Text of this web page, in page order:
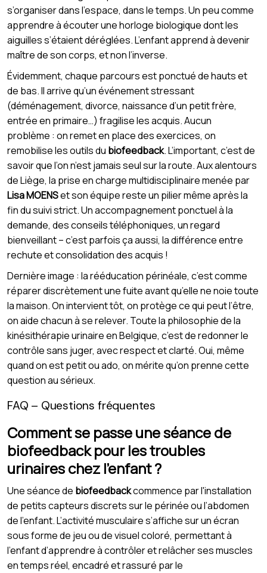
s’organiser dans l’espace, dans le temps. Un peu comme
apprendre à écouter une horloge biologique dont les
aiguilles s’étaient déréglées. L’enfant apprend à devenir
maître de son corps, et non l’inverse.
Évidemment, chaque parcours est ponctué de hauts et
de bas. Il arrive qu’un événement stressant
(déménagement, divorce, naissance d’un petit frère,
entrée en primaire…) fragilise les acquis. Aucun
problème : on remet en place des exercices, on
remobilise les outils du biofeedback. L’important, c’est de
savoir que l’on n’est jamais seul sur la route. Aux alentours
de Liège, la prise en charge multidisciplinaire menée par
Lisa MOENSet son équipe reste un pilier même après la
fin du suivi strict. Un accompagnement ponctuel à la
demande, des conseils téléphoniques, un regard
bienveillant – c’est parfois ça aussi, la différence entre
rechute et consolidation des acquis !
Dernière image : la rééducation périnéale, c’est comme
réparer discrètement une fuite avant qu’elle ne noie toute
la maison. On intervient tôt, on protège ce qui peut l’être,
on aide chacun à se relever. Toute la philosophie de la
kinésithérapie urinaire en Belgique, c’est de redonner le
contrôle sans juger, avec respect et clarté. Oui, même
quand on est petit ou ado, on mérite qu’on prenne cette
question au sérieux.
FAQ – Questions fréquentes
Comment se passe une séance de
biofeedback pour les troubles
urinaires chez l’enfant ?
Une séance de biofeedbackcommence par l'installation
de petits capteurs discrets sur le périnée ou l’abdomen
de l’enfant. L’activité musculaire s’affiche sur un écran
sous forme de jeu ou de visuel coloré, permettant à
l’enfant d’apprendre à contrôler et relâcher ses muscles
en temps réel, encadré et rassuré par le